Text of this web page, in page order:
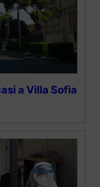
a Villa Sofia